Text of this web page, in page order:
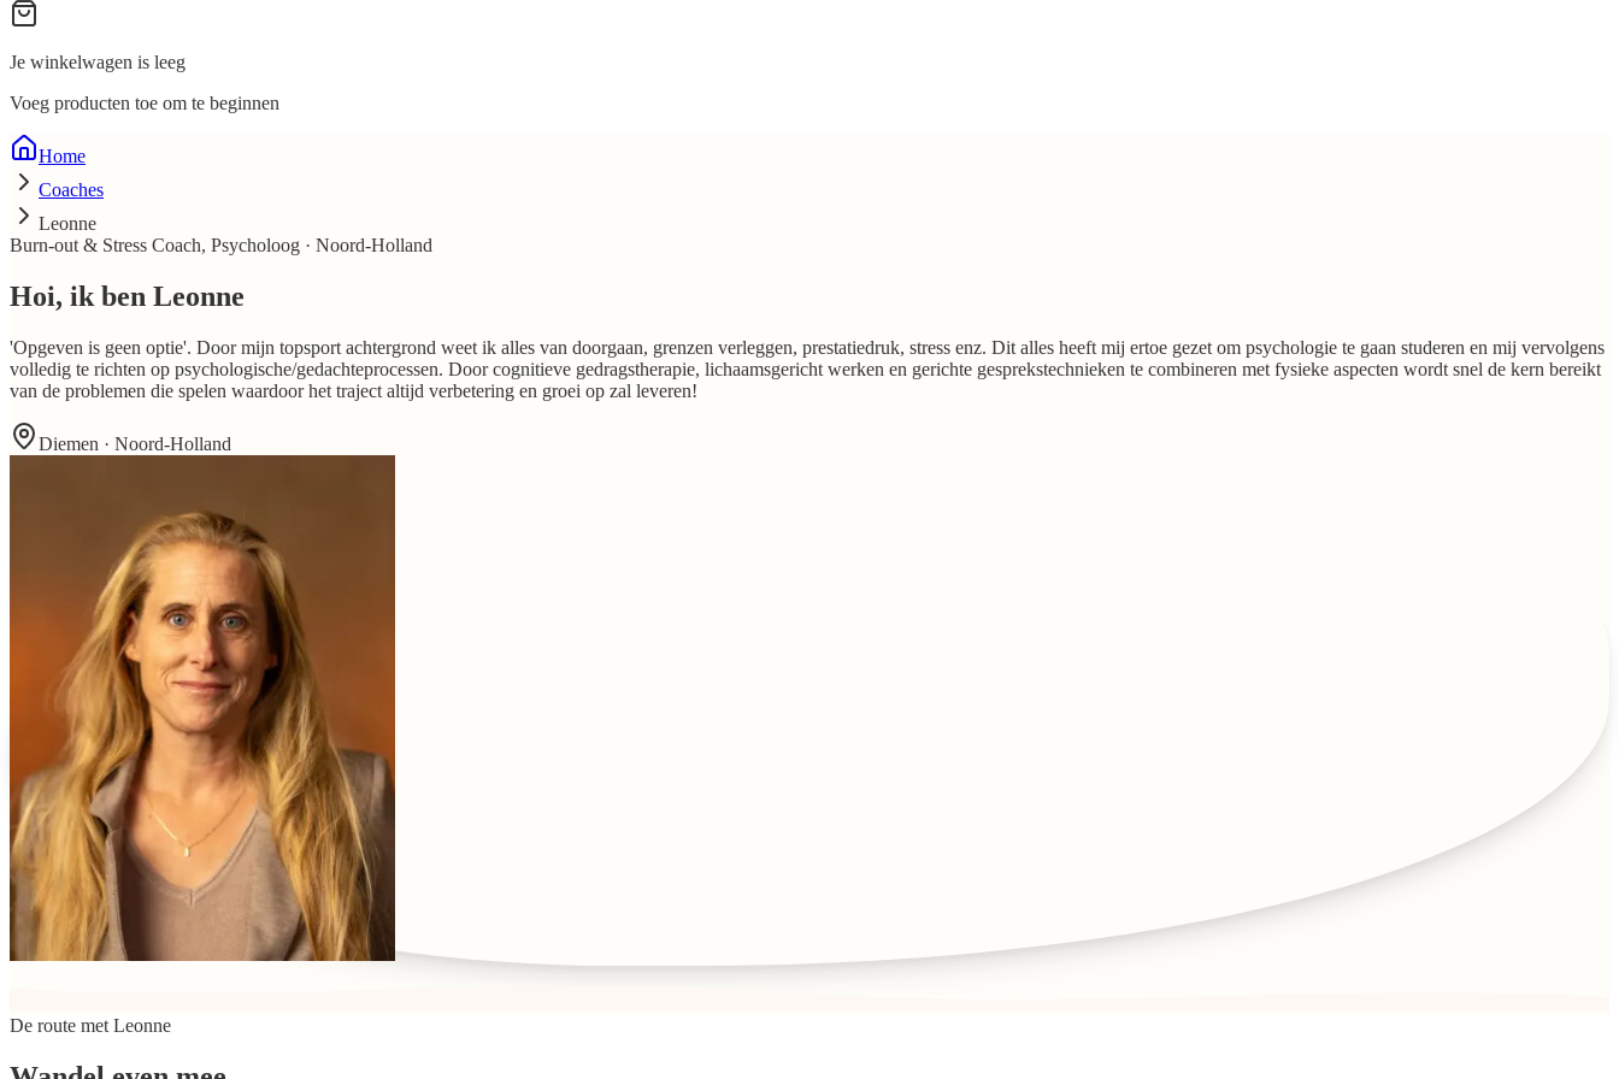
Je winkelwagen is leeg
Voeg producten toe om te beginnen
Home
Coaches
Leonne
Burn-out & Stress Coach, Psycholoog · Noord-Holland
Hoi, ik ben Leonne
'Opgeven is geen optie'. Door mijn topsport achtergrond weet ik alles van doorgaan, grenzen verleggen, prestatiedruk, stress enz. Dit alles heeft mij ertoe gezet om psychologie te gaan studeren en mij vervolgens
volledig te richten op psychologische/gedachteprocessen. Door cognitieve gedragstherapie, lichaamsgericht werken en gerichte gesprekstechnieken te combineren met fysieke aspecten wordt snel de kern bereikt
van de problemen die spelen waardoor het traject altijd verbetering en groei op zal leveren!
Diemen · Noord-Holland
De route met Leonne